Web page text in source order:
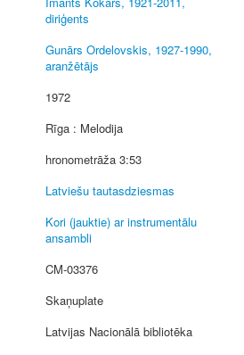
diriģents
Gunārs Ordelovskis, 1927-1990,
aranžētājs
1972
Rīga : Melodija
hronometrāža 3:53
Latviešu tautasdziesmas
Kori (jauktie) ar instrumentālu
ansambli
CM-03376
Skaņuplate
Latvijas Nacionālā bibliotēka